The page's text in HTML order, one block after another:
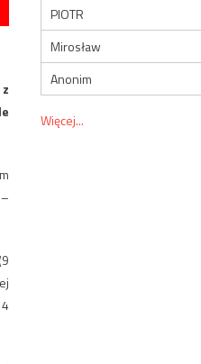
PIOTR
Mirosław
Anonim
Więcej...